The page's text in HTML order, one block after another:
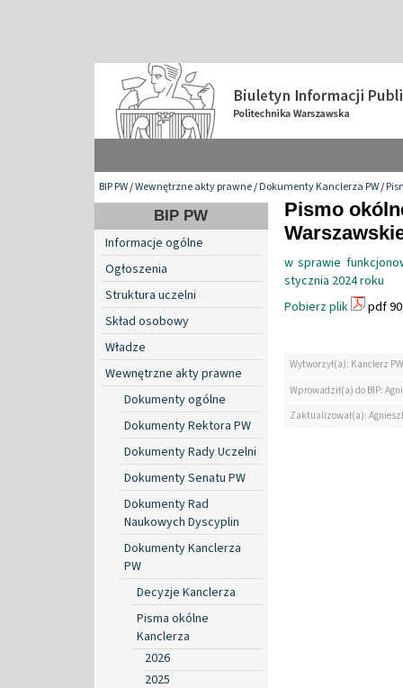
BIP PW/Wewnętrzne akty prawne/Dokumenty Kanclerza PW/
BIP PW
Informacje ogólne
Ogłoszenia
Struktura uczelni
Skład osobowy
Władze
Wewnętrzne akty prawne
Dokumenty ogólne
Dokumenty Rektora PW
Dokumenty Rady Uczelni
Dokumenty Senatu PW
Dokumenty Rad
Naukowych Dyscyplin
Dokumenty Kanclerza
PW
Decyzje Kanclerza
Pisma okólne
Kanclerza
2026
2025
Pismo
w sprawie
stycznia 2024 roku
Pobierz plik
pdf
Wytworzył(a): Kanclerz PW
Wprowadził(a) do BIP:
Zaktualizował(a):